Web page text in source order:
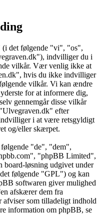
det følgende "vi", "os",
indvilliger du i
vilkår. Vær venlig ikke at
hvis du ikke indvilliger
vilkår. Vi kan ændre
for at informere dig,
gennemgår disse vilkår
efter
i at være retsgyldigt
og/eller skærpet.
følgende "de", "dem",
"phpBB Limited",
løsning udgivet under
følgende "GPL") og kan
softwaren giver mulighed
afskærer dem fra
som tilladeligt indhold
information om phpBB, se